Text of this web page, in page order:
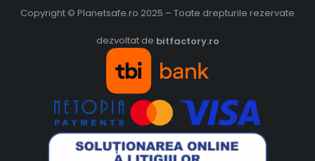
Copyright © Planetsafe.ro 2025 – Toate drepturile rezervate
dezvoltat de bitfactory.ro